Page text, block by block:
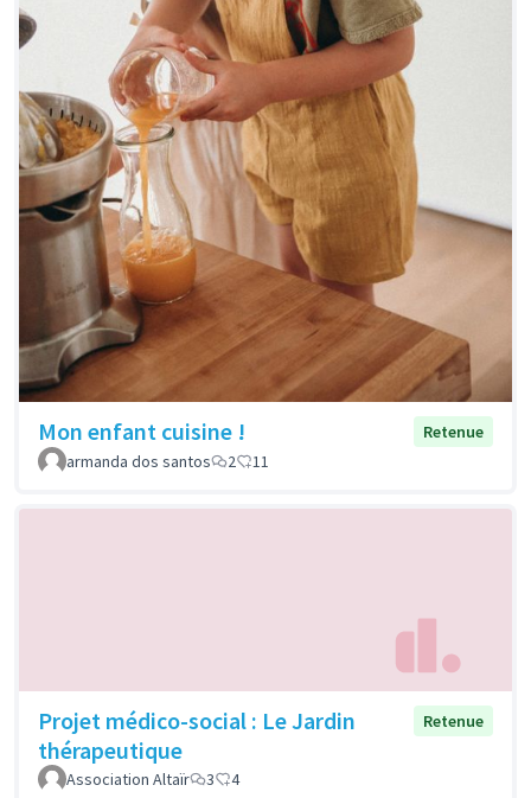
Mon enfant cuisine !
Retenue
armanda dos santos
2 11
Projet médico-social : Le Jardin
thérapeutique
Retenue
Association Altaïr 3 4